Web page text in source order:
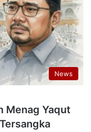
News
Menag Yaqut